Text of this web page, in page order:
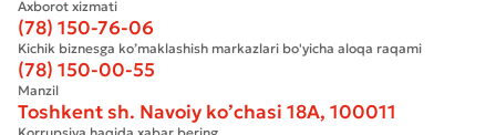
Axborot xizmati
(78) 150-76-06
Kichik biznesga ko’maklashish markazlari bo'yicha aloqa raqami
(78) 150-00-55
Manzil
Toshkent sh. Navoiy ko’chasi 18А, 100011